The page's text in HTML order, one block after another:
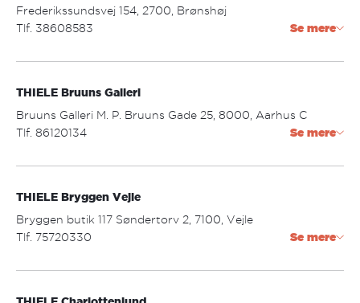
mandag - fredag: 09.30 - 17.30
lørdag: 09.30 - 13.00
Frederikssundsvej 154, 2700, Brønshøj
Tlf. 38608583
Åbningstider:
mandag - torsdag: 09.30 - 17.30
fredag: 09.30 - 18.00
Se mere
THIELE Bruuns Galleri
Bruuns Galleri M. P. Bruuns Gade 25, 8000, Aarhus C
Tlf. 86120134
Åbningstider:
mandag - fredag: 10.00 - 20.00
lørdag: 10.00 - 18.00
Se mere
THIELE Bryggen Vejle
Bryggen butik 117 Søndertorv 2, 7100, Vejle
Tlf. 75720330
Se mere